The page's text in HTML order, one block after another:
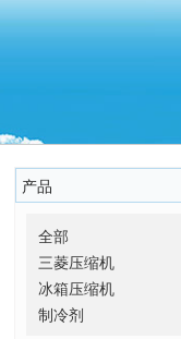
产品
全部
三菱压缩机
冰箱压缩机
制冷剂